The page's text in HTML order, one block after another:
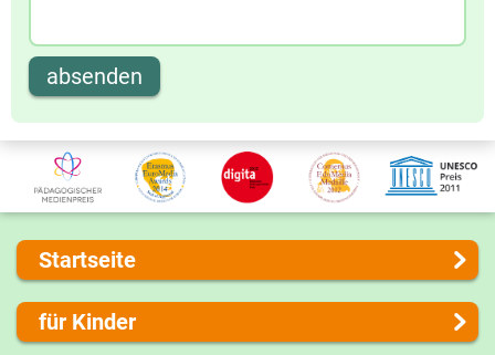
absenden
Startseite
Über uns
Presse
für Kinder